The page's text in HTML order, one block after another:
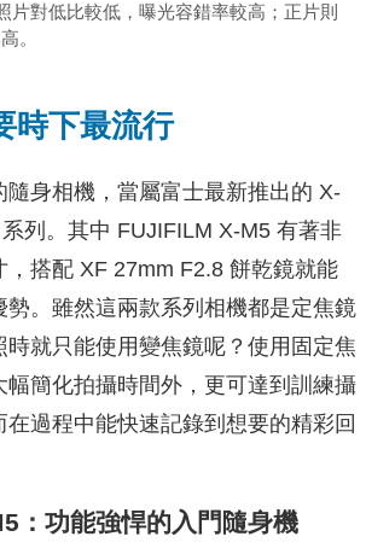
片對低比較低，曝光容錯率較高；正片則
。
時下最流行
隨身相機，當屬富士最新推出的 X-
列。其中 FUJIFILM X-M5 有著非
，搭配 XF 27mm F2.8 餅乾鏡就能
勢。雖然這兩款系列相機都是定焦鏡
時就只能使用變焦鏡呢？使用固定焦
幅簡化拍攝時間外，更可達到訓練攝
過程中能快速記錄到想要的精彩回
：功能強悍的入門隨身機